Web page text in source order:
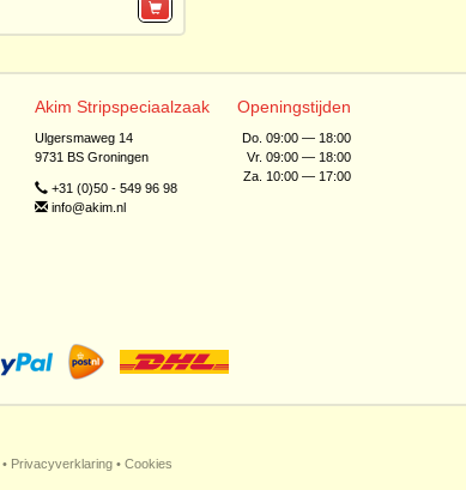
Akim Stripspeciaalzaak
Ulgersmaweg 14
9731 BS Groningen
+31 (0)50 - 549 96 98
info@akim.nl
Openingstijden
Do. 09:00 — 18:00
Vr. 09:00 — 18:00
Za. 10:00 — 17:00
• Privacyverklaring • Cookies